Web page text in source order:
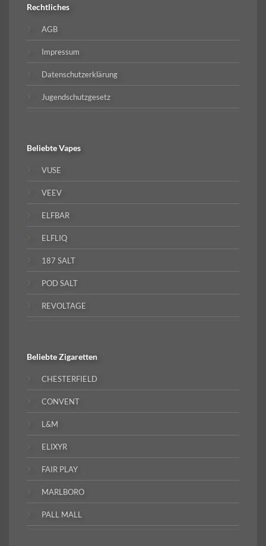
Rechtliches
AGB
Impressum
Datenschutzerklärung
Jugendschutzgesetz
BeliebteVapes
VUSE
VEEV
ELFBAR
ELFLIQ
187 SALT
POD SALT
REVOLTAGE
BeliebteZigaretten
CHESTERFIELD
CONVENT
L&M
ELIXYR
FAIR PLAY
MARLBORO
PALL MALL